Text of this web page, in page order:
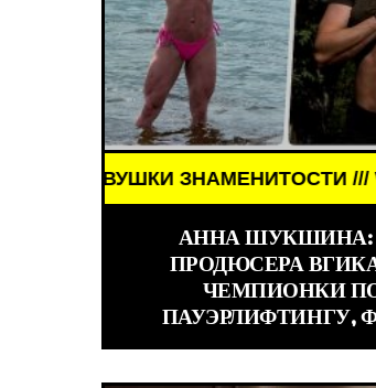
/// WORLD GIRLS
АННА ШУКШИНА:
ПРОДЮСЕРА
ЧЕМПИОНКИ
ПАУЭРЛИФТИНГУ,
/// ЗНАМЕНИТОСТИ ///